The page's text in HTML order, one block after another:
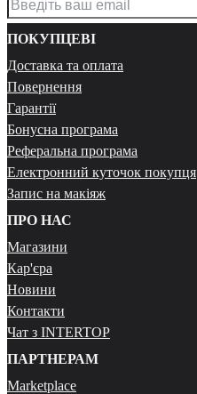
ПОКУПЦЕВІ
Доставка та оплата
Повернення
Гарантії
Бонусна програма
Реферальна програма
Електронний куточок покупця
Запис на макіяж
ПРО НАС
Магазини
Кар'єра
Новини
Контакти
Чат з INTERTOP
ПАРТНЕРАМ
Marketplace